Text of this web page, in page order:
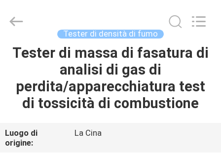
CASA
PRODOTTI
VR
YUYANG
INSTRUMENT
Rights
Reserved.
Tester di densità di fumo
Tester di massa di fasatura di
analisi di gas di
perdita/apparecchiatura test
di tossicità di combustione
Luogo di
origine:
La Cina